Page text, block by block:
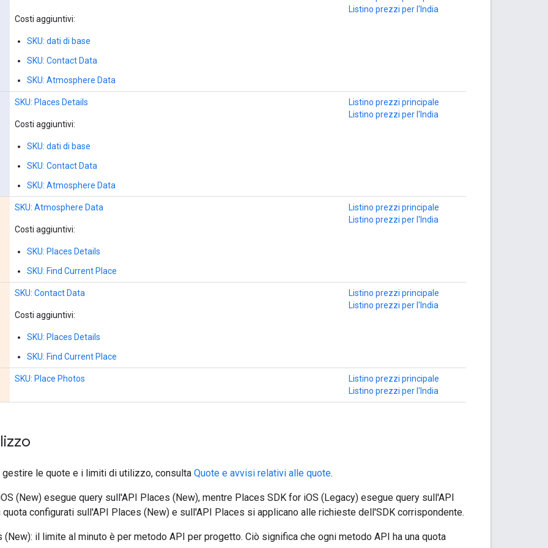
Costi aggiuntivi:
SKU: dati di base
SKU: Contact Data
SKU: Atmosphere Data
Listino prezzi per l'India
SKU: Places Details
Costi aggiuntivi:
SKU: dati di base
SKU: Contact Data
SKU: Atmosphere Data
Listino prezzi principale
Listino prezzi per l'India
SKU: Atmosphere Data
Costi aggiuntivi:
SKU: Places Details
SKU: Find Current Place
Listino prezzi principale
Listino prezzi per l'India
SKU: Contact Data
Costi aggiuntivi:
SKU: Places Details
SKU: Find Current Place
Listino prezzi principale
Listino prezzi per l'India
SKU: Place Photos
Listino prezzi principale
Listino prezzi per l'India
gestire le quote e i limiti di utilizzo, consulta Quote e avvisi relativi alle quote.
(New) esegue query sull'API Places (New), mentre Places SDK for iOS (Legacy) esegue query sull'API
quota configurati sull'API Places (New) e sull'API Places si applicano alle richieste dell'SDK corrispondente.
(New): il limite al minuto è per metodo API per progetto. Ciò significa che ogni metodo API ha una quota